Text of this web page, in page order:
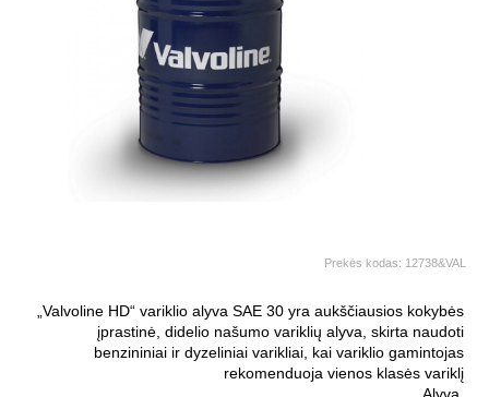
Prekės kodas: 12738&VAL
„Valvoline HD“ variklio alyva SAE 30 yra aukščiausios kokybės
įprastinė, didelio našumo variklių alyva, skirta naudoti
benzininiai ir dyzeliniai varikliai, kai variklio gamintojas
rekomenduoja vienos klasės variklį